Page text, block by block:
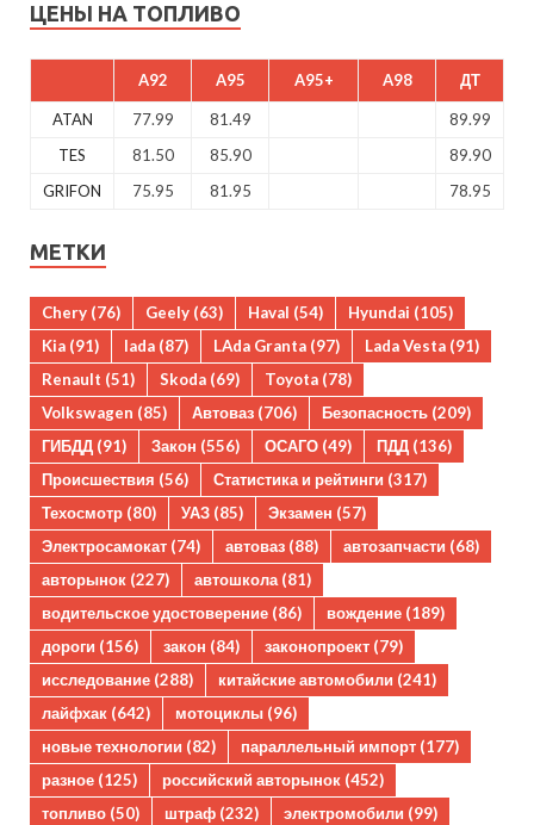
ЦЕНЫ НА ТОПЛИВО
A92 A95 A95+ A98 ДТ
ATAN 77.99 81.49
89.99
TES
81.50 85.90
89.90
GRIFON
75.95 81.95 78.95
МЕТКИ
Chery (76) Geely (63) Haval (54) Hyundai (105)
Kia (91) lada (87) LAda Granta (97) Lada Vesta (91)
Renault (51) Skoda (69) Toyota (78)
Volkswagen (85) Автоваз (706) Безопасность (209)
ГИБДД (91) Закон (556) ОСАГО (49) ПДД (136)
Происшествия (56) Статистика и рейтинги (317)
Техосмотр (80) УАЗ (85) Экзамен (57)
Электросамокат (74) автоваз (88) автозапчасти (68)
авторынок (227) автошкола(81)
водительское удостоверение (86) вождение (189)
дороги (156) закон (84) законопроект (79)
исследование (288) китайские автомобили (241)
лайфхак (642) мотоциклы (96)
новые технологии (82) параллельный импорт (177)
разное (125) российский авторынок (452)
топливо (50) штраф (232) электромобили (99)